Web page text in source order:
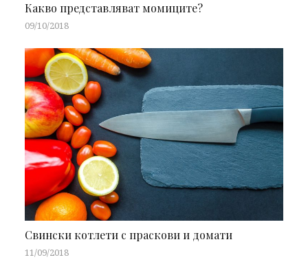
Какво представляват момиците?
09/10/2018
Свински котлети с праскови и домати
11/09/2018